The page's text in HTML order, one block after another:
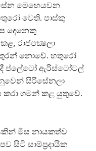
මෙහෙයවන
වෙති. පාස්කු
දෙනෙකු
රාජපක්‍ෂලා
නොවේ. හතුරෝ
ප්ලේටෝ ඇරිස්ටෝටල්
සිරිසේනලා
කරා ගමන් කළ යුතුවේ.
මිස නායකත්ව
සිටි සාම්ප‍්‍රදායික